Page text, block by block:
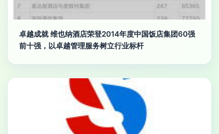
卓越成就 维也纳酒店荣登2014年度中国饭店集团60强
前十强，以卓越管理服务树立行业标杆